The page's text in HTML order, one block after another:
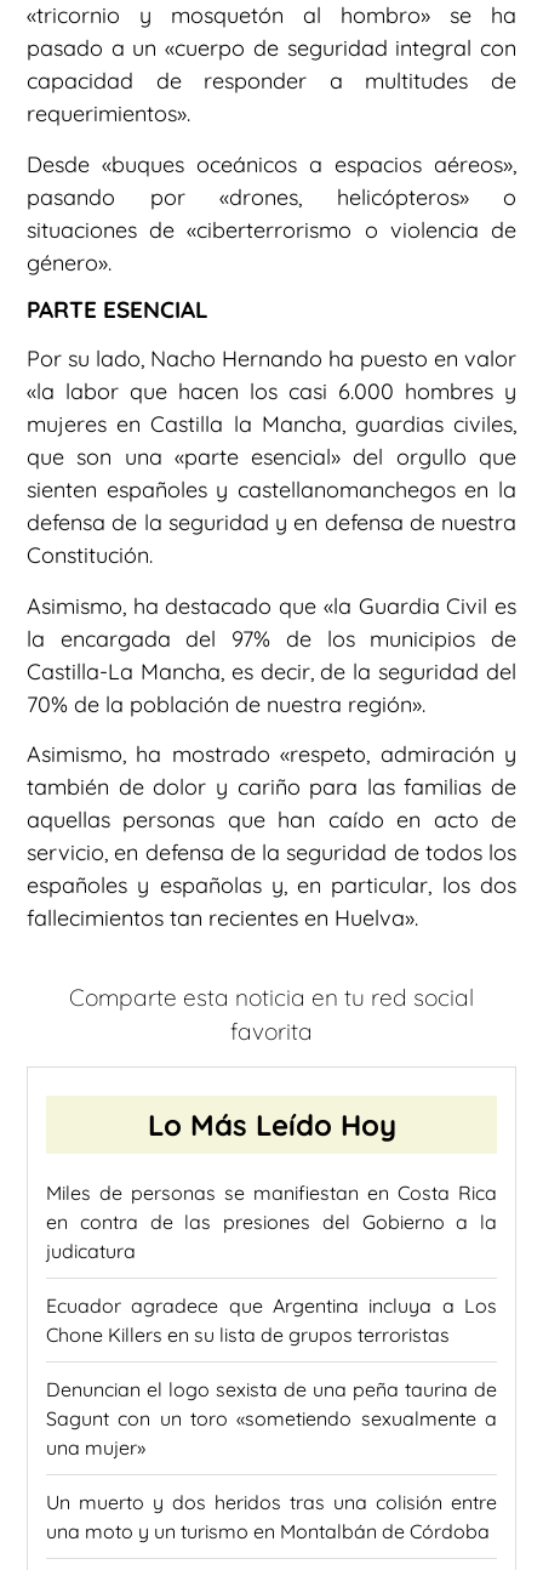
«tricornio y mosquetón al hombro» se ha
pasado a un «cuerpo de seguridad integral con
capacidad de responder a multitudes de
requerimientos».
Desde «buques oceánicos a espacios aéreos»,
pasando por «drones, helicópteros» o
situaciones de «ciberterrorismo o violencia de
género».
PARTE ESENCIAL
Por su lado, Nacho Hernando ha puesto en valor
«la labor que hacen los casi 6.000 hombres y
mujeres en Castilla la Mancha, guardias civiles,
que son una «parte esencial» del orgullo que
sienten españoles y castellanomanchegos en la
defensa de la seguridad y en defensa de nuestra
Constitución.
Asimismo, ha destacado que «la Guardia Civil es
la encargada del 97% de los municipios de
Castilla-La Mancha, es decir, de la seguridad del
70% de la población de nuestra región».
Asimismo, ha mostrado «respeto, admiración y
también de dolor y cariño para las familias de
aquellas personas que han caído en acto de
servicio, en defensa de la seguridad de todos los
españoles y españolas y, en particular, los dos
fallecimientos tan recientes en Huelva».
Comparte esta noticia en tu red social
favorita
Lo Más Leído Hoy
Miles de personas se manifiestan en Costa Rica
en contra de las presiones del Gobierno a la
judicatura
Ecuador agradece que Argentina incluya a Los
Chone Killers en su lista de grupos terroristas
Denuncian el logo sexista de una peña taurina de
Sagunt con un toro «sometiendo sexualmente a
una mujer»
Un muerto y dos heridos tras una colisión entre
una moto y un turismo en Montalbán de Córdoba